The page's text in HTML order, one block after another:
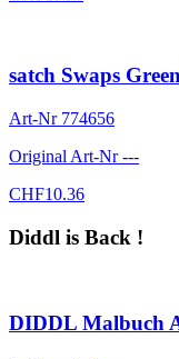
satch Swaps
Art-Nr 774656
Original Art-Nr---
CHF10.36
Diddl is Back !
DIDDL Malbuch